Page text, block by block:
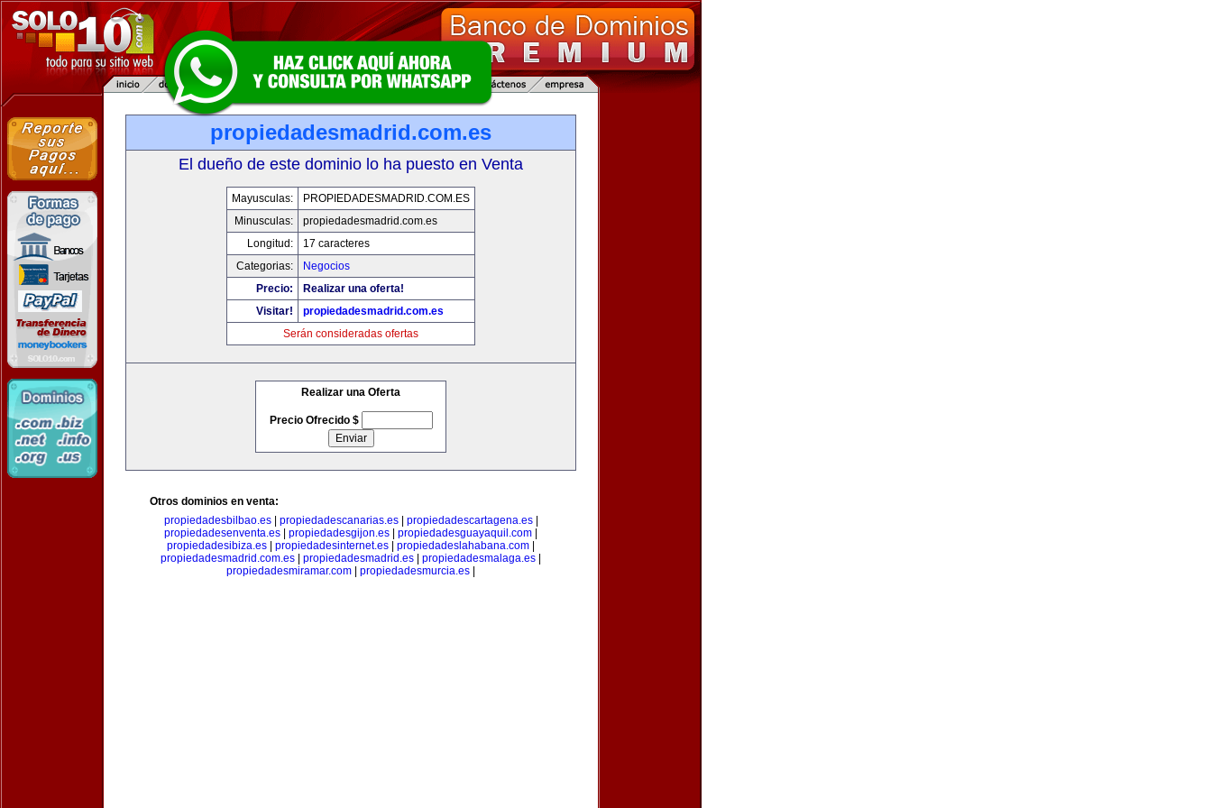
propiedadesmadrid.com.es
El dueño de este dominio lo ha puesto en Venta
Mayusculas:
PROPIEDADESMADRID.COM.ES
Minusculas:
propiedadesmadrid.com.es
Longitud:
17 caracteres
Categorias:
Negocios
Precio:
Realizar una oferta!
Visitar!
propiedadesmadrid.com.es
Serán consideradas ofertas
Realizar una Oferta
Precio Ofrecido $
Otros dominios en venta:
propiedadesbilbao.es| propiedadescanarias.es| propiedadescartagena.es|
propiedadesenventa.es
propiedadesgijon.es propiedadesguayaquil.com
propiedadesibiza.es
propiedadesinternet.es propiedadeslahabana.com
propiedadesmadrid.com.es
propiedadesmadrid.es propiedadesmalaga.es
propiedadesmiramar.com
propiedadesmurcia.es